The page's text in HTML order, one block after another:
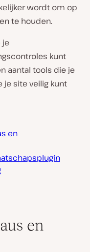
wordt om op
te houden.
je
kunt
aantal tools die je
je site veilig kunt
en
en